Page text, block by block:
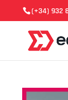
(+34) 932